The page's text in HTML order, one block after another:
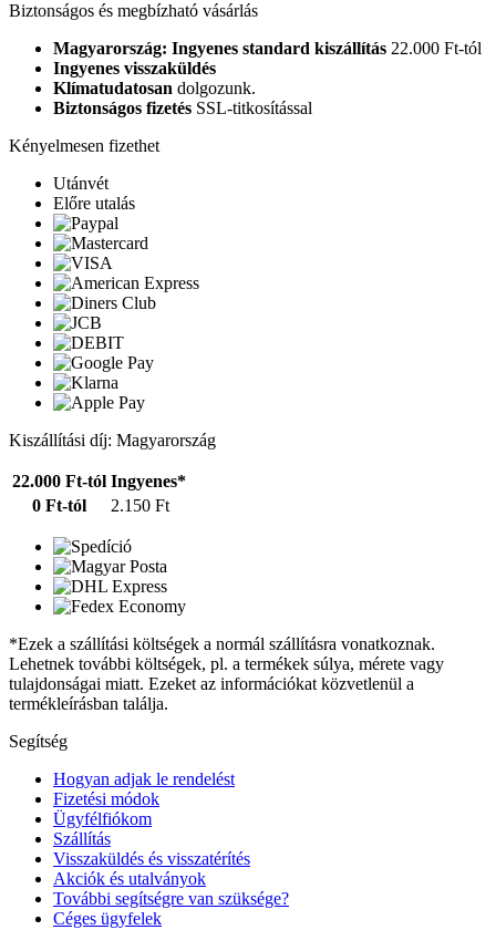
Biztonságos és megbízható vásárlás
Magyarország: Ingyenes standard kiszállítás 22.000 Ft-tól
Ingyenes visszaküldés
Klímatudatosan dolgozunk.
Biztonságos fizetés SSL-titkosítással
Kényelmesen fizethet
Utánvét
Előre utalás
Kiszállítási díj: Magyarország
22.000 Ft-tól Ingyenes*
0 Ft-tól
2.150 Ft
*Ezek a szállítási költségek a normál szállításra vonatkoznak.
Lehetnek további költségek, pl. a termékek súlya, mérete vagy
tulajdonságai miatt. Ezeket az információkat közvetlenül a
termékleírásban találja.
Segítség
Hogyan adjak le rendelést
Fizetési módok
Ügyfélfiókom
Szállítás
Visszaküldés és visszatérítés
Akciók és utalványok
További segítségre van szüksége?
Céges ügyfelek